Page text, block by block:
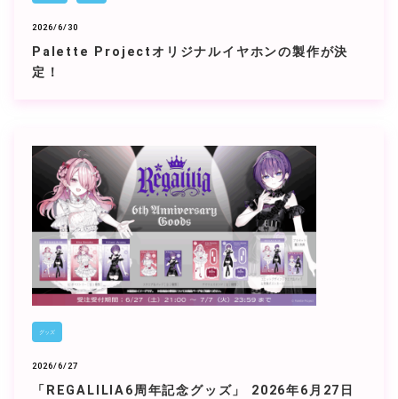
2026/6/30
Palette Projectオリジナルイヤホンの製作が決
定！
グッズ
2026/6/27
「REGALILIA6周年記念グッズ」 2026年6月27日